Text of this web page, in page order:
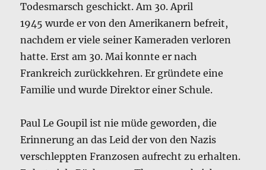
Todesmarsch geschickt. Am 30. April
1945 wurde er von den Amerikanern befreit,
nachdem er viele seiner Kameraden verloren
hatte. Erst am 30. Mai konnte er nach
Frankreich zurückkehren. Er gründete eine
Familie und wurde Direktor einer Schule.
Paul Le Goupil ist nie müde geworden, die
Erinnerung an das Leid der von den Nazis
verschleppten Franzosen aufrecht zu erhalten.